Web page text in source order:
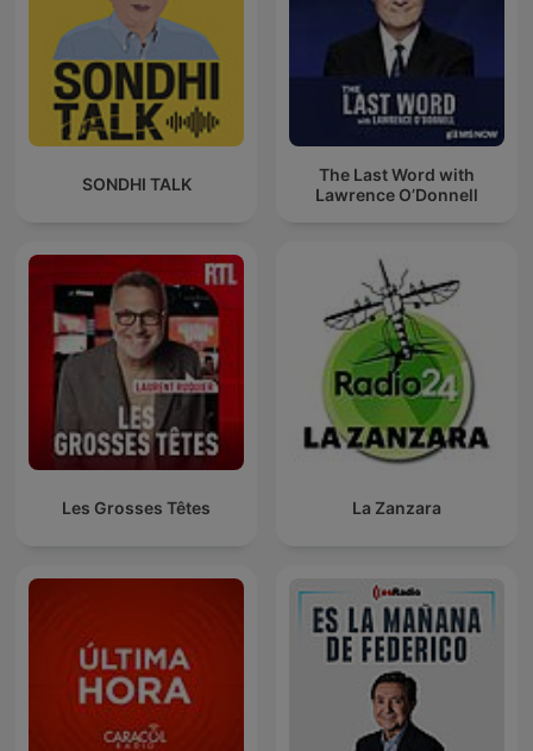
SONDHI TALK
The Last Word with
Lawrence O’Donnell
Les Grosses Têtes La Zanzara